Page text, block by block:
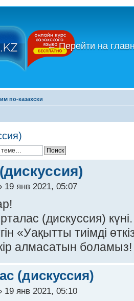
←Перейти на
по-казахски
19 янв 2021, 05:07
(дискуссия) күні.
«Уақытты тиімді
алмасатын боламыз!
(дискуссия)
19 янв 2021, 05:10